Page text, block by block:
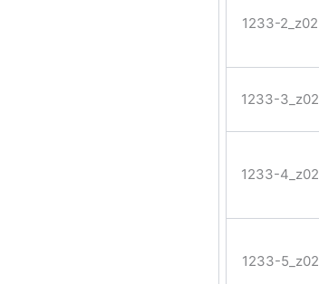
1233-2_z02
1233-3_z02
1233-4_z02
1233-5_z02